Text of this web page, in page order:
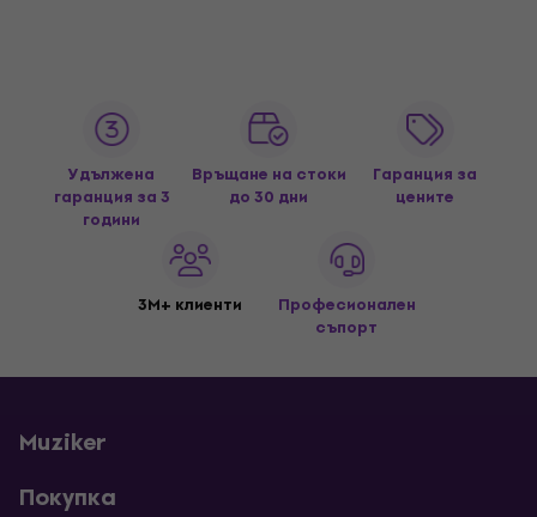
Удължена
гаранция за 3
години
Връщане на стоки
до 30 дни
Гаранция за
цените
3M+ клиенти
Професионален
съпорт
Muziker
Покупка